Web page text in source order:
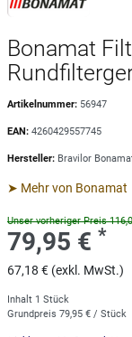
Bonamat
Artikelnummer: 56947
EAN: 4260429557745
Hersteller: Bravilor
➤ Mehr von Bonamat
Unser vorheriger Preis
79,95 € *
67,18 € (exkl. MwSt.)
Inhalt 1 Stück
Grundpreis 79,95 € / Stück